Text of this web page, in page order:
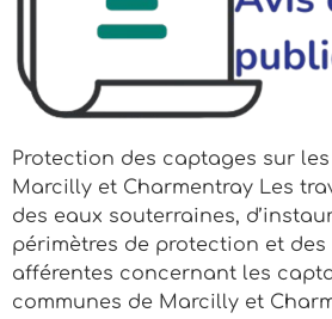
Protection des captages sur
Marcilly et Charmentray Les
des eaux souterraines,
périmètres de protection et des
afférentes concernant les
communes de Marcilly et